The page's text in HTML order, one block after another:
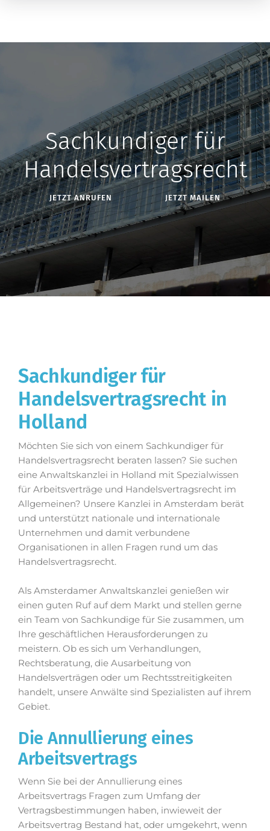
Sachkundiger für
Handelsvertragsrecht
JETZT ANRUFEN JETZT MAILEN
Sachkundiger für
Handelsvertragsrecht in
Holland
Möchten Sie sich von einem Sachkundiger für
Handelsvertragsrecht beraten lassen? Sie suchen
eine Anwaltskanzlei in Holland mit Spezialwissen
für Arbeitsverträge und Handelsvertragsrecht im
Allgemeinen? Unsere Kanzlei in Amsterdam berät
und unterstützt nationale und internationale
Unternehmen und damit verbundene
Organisationen in allen Fragen rund um das
Handelsvertragsrecht.
Als Amsterdamer Anwaltskanzlei genießen wir
einen guten Ruf auf dem Markt und stellen gerne
ein Team von Sachkundige für Sie zusammen, um
Ihre geschäftlichen Herausforderungen zu
meistern. Ob es sich um Verhandlungen,
Rechtsberatung, die Ausarbeitung von
Handelsverträgen oder um Rechtsstreitigkeiten
handelt, unsere Anwälte sind Spezialisten auf ihrem
Gebiet.
Die Annullierung eines
Arbeitsvertrags
Wenn Sie bei der Annullierung eines
Arbeitsvertrags Fragen zum Umfang der
Vertragsbestimmungen haben, inwieweit der
Arbeitsvertrag Bestand hat, oder umgekehrt, wenn